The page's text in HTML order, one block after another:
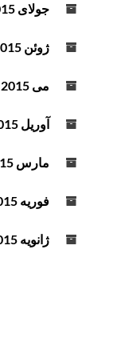
جولای 2015
ژوئن 2015
می 2015
آوریل 2015
مارس 2015
فوریه 2015
ژانویه 2015